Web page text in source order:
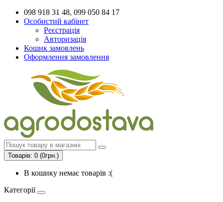
098 918 31 48, 099 050 84 17
Особистий кабінет
Реєстрація
Авторизація
Кошик замовлень
Оформлення замовлення
Товарів: 0 (0грн.)
В кошику немає товарів :(
Категорії